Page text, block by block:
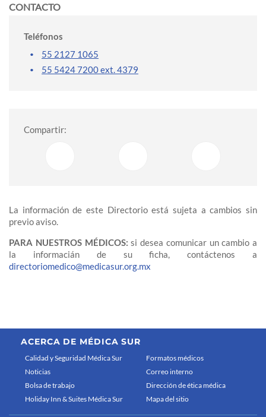
CONTACTO
Teléfonos
55 2127 1065
55 5424 7200 ext. 4379
Compartir:
La información de este Directorio está sujeta a cambios sin
previo aviso.
PARA NUESTROS MÉDICOS: si desea comunicar un cambio a
la informacián de su ficha, contáctenos a
directoriomedico@medicasur.org.mx
ACERCA DE MÉDICA SUR
Calidad y Seguridad Médica Sur
Noticias
Bolsa de trabajo
Holiday Inn & Suites Médica Sur
Formatos médicos
Correo interno
Dirección de ética médica
Mapa del sitio